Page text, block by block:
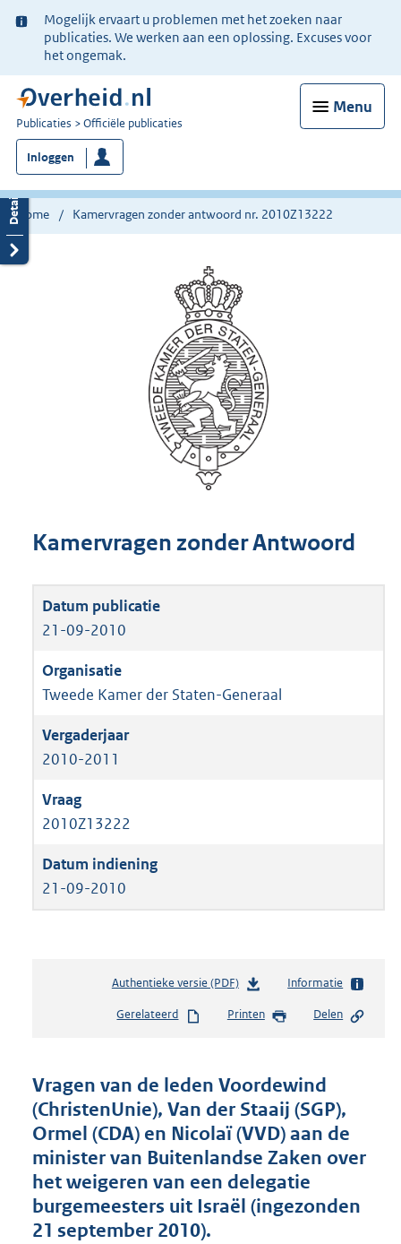
Ter
informatie:
Mogelijk ervaart u problemen met het zoeken naar
publicaties. We werken aan een oplossing. Excuses voor
het ongemak.
Menu
U
bent
nu
hier:
Publicaties Officiële publicaties
Inloggen
Home Kamervragen zonder antwoord nr. 2010Z13222
Kamervragen zonder Antwoord
21-09-2010
Tweede Kamer der Staten-Generaal
2010-2011
2010Z13222
21-09-2010
Authentieke versie (PDF)b
s
d
s
g
r
o
t
Informatie
Gerelateerd Printen Delen
Vragen van de leden Voordewind
(ChristenUnie), Van der Staaij (SGP),
Ormel (CDA) en Nicolaï (VVD) aan de
minister van Buitenlandse Zaken over
het weigeren van een delegatie
burgemeesters uit Israël (ingezonden
21 september 2010).